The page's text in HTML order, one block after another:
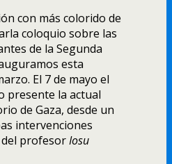
con más colorido de
coloquio sobre las
de la Segunda
esta
El 7 de mayo el
presente la actual
de Gaza, desde un
intervenciones
profesorIosu